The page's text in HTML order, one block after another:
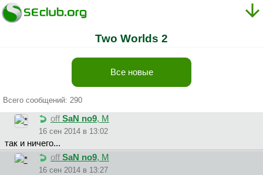
Two Worlds 2
Все новые
Всего сообщений: 290
off SaN no9, М
16 сен 2014 в 13:02
так и ничего...
off SaN no9, М
16 сен 2014 в 13:27